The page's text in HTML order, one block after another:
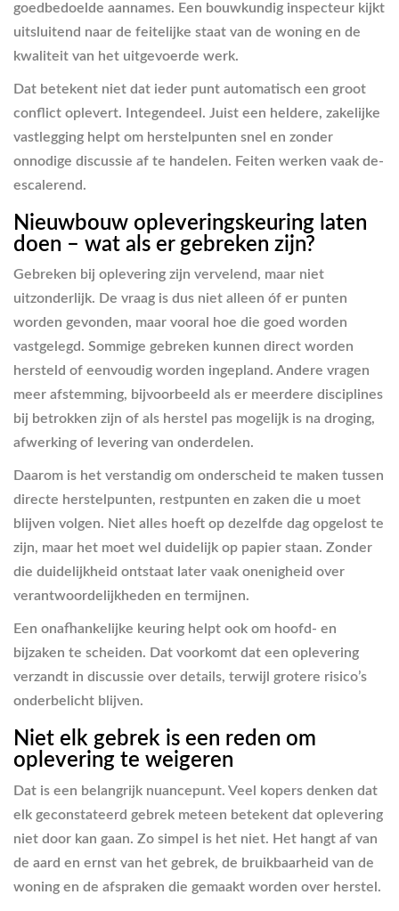
goedbedoelde aannames. Een bouwkundig inspecteur kijkt
uitsluitend naar de feitelijke staat van de woning en de
kwaliteit van het uitgevoerde werk.
Dat betekent niet dat ieder punt automatisch een groot
conflict oplevert. Integendeel. Juist een heldere, zakelijke
vastlegging helpt om herstelpunten snel en zonder
onnodige discussie af te handelen. Feiten werken vaak de-
escalerend.
Nieuwbouw opleveringskeuring laten
doen – wat als er gebreken zijn?
Gebreken bij oplevering zijn vervelend, maar niet
uitzonderlijk. De vraag is dus niet alleen óf er punten
worden gevonden, maar vooral hoe die goed worden
vastgelegd. Sommige gebreken kunnen direct worden
hersteld of eenvoudig worden ingepland. Andere vragen
meer afstemming, bijvoorbeeld als er meerdere disciplines
bij betrokken zijn of als herstel pas mogelijk is na droging,
afwerking of levering van onderdelen.
Daarom is het verstandig om onderscheid te maken tussen
directe herstelpunten, restpunten en zaken die u moet
blijven volgen. Niet alles hoeft op dezelfde dag opgelost te
zijn, maar het moet wel duidelijk op papier staan. Zonder
die duidelijkheid ontstaat later vaak onenigheid over
verantwoordelijkheden en termijnen.
Een onafhankelijke keuring helpt ook om hoofd- en
bijzaken te scheiden. Dat voorkomt dat een oplevering
verzandt in discussie over details, terwijl grotere risico’s
onderbelicht blijven.
Niet elk gebrek is een reden om
oplevering te weigeren
Dat is een belangrijk nuancepunt. Veel kopers denken dat
elk geconstateerd gebrek meteen betekent dat oplevering
niet door kan gaan. Zo simpel is het niet. Het hangt af van
de aard en ernst van het gebrek, de bruikbaarheid van de
woning en de afspraken die gemaakt worden over herstel.